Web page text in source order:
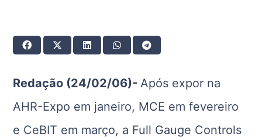
Redação (24/02/06)-Após expor na
AHR-Expo em janeiro, MCE em fevereiro
e CeBIT em março, a Full Gauge Controls